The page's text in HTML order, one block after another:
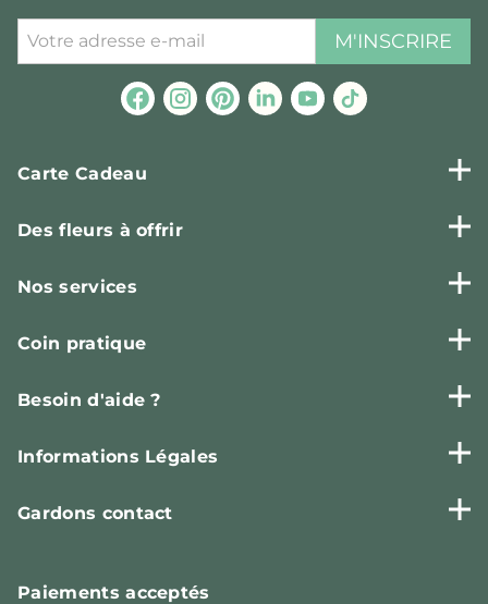
M'INSCRIRE
Carte Cadeau
Des fleurs à offrir
Nos services
Coin pratique
Besoin d'aide ?
Informations Légales
Gardons contact
Paiementsacceptés